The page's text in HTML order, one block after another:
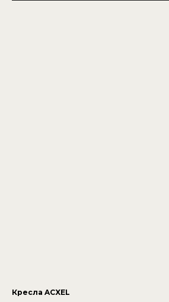
Кресла ACXEL